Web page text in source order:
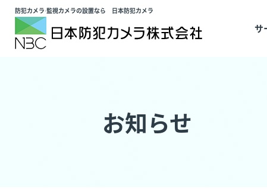
防犯カメラ·監視カメラの設置なら 日本防犯カメラ
サ
お知らせ